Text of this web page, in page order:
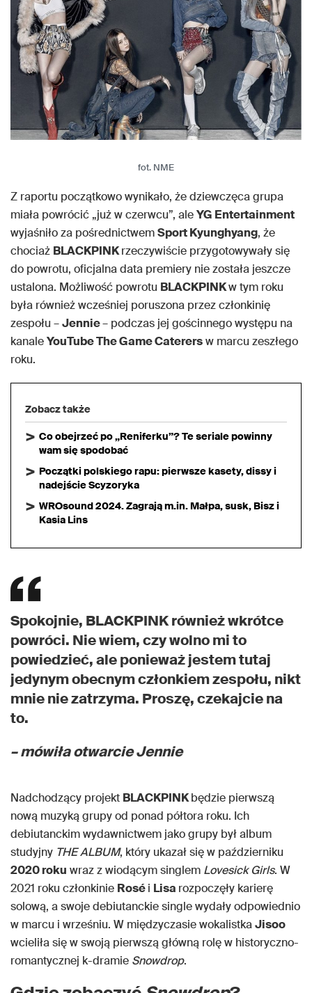
fot. NME
Z raportu początkowo wynikało, że dziewczęca grupa
miała powrócić „już w czerwcu”, aleYG Entertainment
wyjaśniło za pośrednictwemSport Kyunghyang, że
chociaż BLACKPINKrzeczywiście przygotowywały się
do powrotu, oficjalna data premiery nie została jeszcze
ustalona. Możliwość powrotu BLACKPINKw tym roku
była również wcześniej poruszona przez członkinię
zespołu –Jennie– podczas jej gościnnego występu na
kanaleYouTube The Game Caterersw marcu zeszłego
roku.
Zobacz także
Co obejrzeć po „Reniferku”? Te seriale powinny
wam się spodobać
Początki polskiego rapu: pierwsze kasety, dissy i
nadejście Scyzoryka
WROsound 2024. Zagrają m.in. Małpa, susk, Bisz i
Kasia Lins
Spokojnie, BLACKPINK również wkrótce
powróci. Nie wiem, czy wolno mi to
powiedzieć, ale ponieważ jestem tutaj
jedynym obecnym członkiem zespołu, nikt
mnie nie zatrzyma. Proszę, czekajcie na
to.
– mówiła otwarcie Jennie
Nadchodzący projekt BLACKPINKbędzie pierwszą
nową muzyką grupy od ponad półtora roku. Ich
debiutanckim wydawnictwem jako grupy był album
studyjny THE ALBUM, który ukazał się w październiku
2020 roku wraz z wiodącym singlem Lovesick Girls. W
2021 roku członkinie Roséi Lisa rozpoczęły karierę
solową, a swoje debiutanckie single wydały odpowiednio
w marcu i wrześniu. W międzyczasie wokalistkaJisoo
wcieliła się w swoją pierwszą główną rolę w historyczno-
romantycznej k-dramie Snowdrop.